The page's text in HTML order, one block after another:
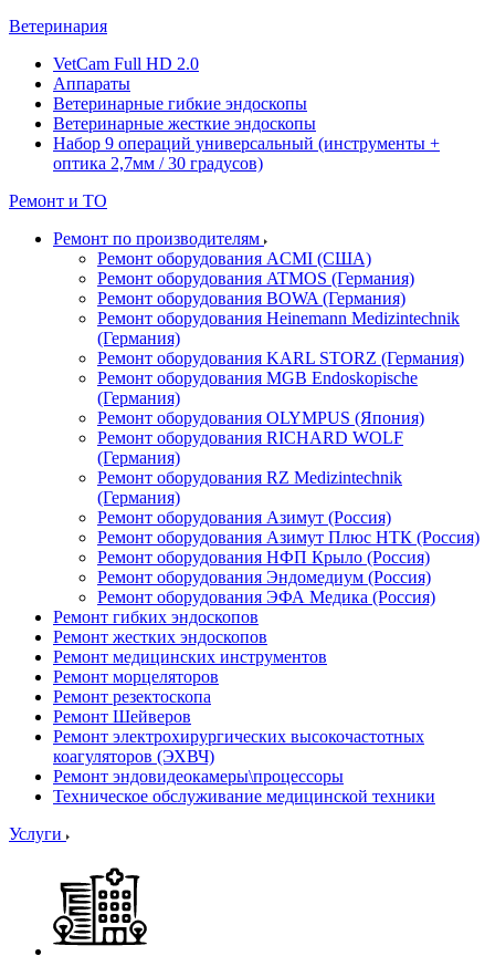
Ветеринария
VetCam Full HD 2.0
Аппараты
Ветеринарные гибкие эндоскопы
Ветеринарные жесткие эндоскопы
Набор 9 операций универсальный (инструменты +
оптика 2,7мм / 30 градусов)
Ремонт и ТО
Ремонт по производителям
Ремонт оборудования ACMI (США)
Ремонт оборудования ATMOS (Германия)
Ремонт оборудования BOWA (Германия)
Ремонт оборудования Heinemann Medizintechnik
(Германия)
Ремонт оборудования KARL STORZ (Германия)
Ремонт оборудования MGB Endoskopische
(Германия)
Ремонт оборудования OLYMPUS (Япония)
Ремонт оборудования RICHARD WOLF
(Германия)
Ремонт оборудования RZ Medizintechnik
(Германия)
Ремонт оборудования Азимут (Россия)
Ремонт оборудования Азимут Плюс НТК (Россия)
Ремонт оборудования НФП Крыло (Россия)
Ремонт оборудования Эндомедиум (Россия)
Ремонт оборудования ЭФА Медика (Россия)
Ремонт гибких эндоскопов
Ремонт жестких эндоскопов
Ремонт медицинских инструментов
Ремонт морцеляторов
Ремонт резектоскопа
Ремонт Шейверов
Ремонт электрохирургических высокочастотных
коагуляторов (ЭХВЧ)
Ремонт эндовидеокамеры\процессоры
Техническое обслуживание медицинской техники
Услуги